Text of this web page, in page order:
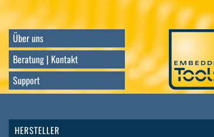
Direkt
InhaltÜber uns
Beratung | Kontakt
Support
HERSTELLER